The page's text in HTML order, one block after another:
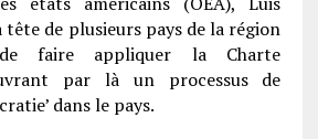
de plusieurs pays de la région
faire appliquer la Charte
par là un processus de
dans le pays.